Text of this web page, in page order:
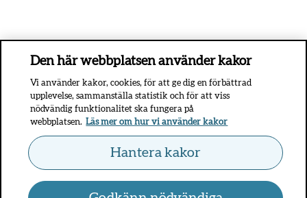
Den här webbplatsen använder kakor
Vi använder kakor, cookies, för att ge dig en förbättrad
upplevelse, sammanställa statistik och för att viss
nödvändig funktionalitet ska fungera på
webbplatsen. Läs mer om hur vi använder kakor
Hantera kakor